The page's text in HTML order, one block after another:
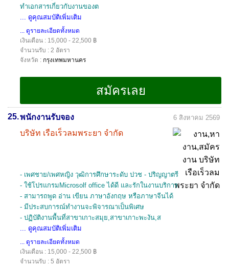
ทำเอกสารเกี่ยวกับงานของต
... ดูคุณสมบัติเพิ่มเติม
... ดูรายละเอียดทั้งหมด
เงินเดือน : 15,000 - 22,500 ฿
จำนวนรับ : 2 อัตรา
จังหวัด : กรุงเทพมหานคร
25.พนักงานรับจอง
บริษัท เรือเร็วลมพระยา จำกัด
6 สิงหาคม 2569
- เพศชาย/เพศหญิง วุฒิการศึกษาระดับ ปวช - ปริญญาตรี
- ใช้โปรแกรมMicrosolf office ได้ดี และรักในงานบริการ
- สามารถพูด อ่าน เขียน ภาษาอังกฤษ หรือภาษาจีนได้
- มีประสบการณ์ทำงานจะพิจารณาเป็นพิเศษ
- ปฏิบัติงานพื้นที่สาขาเกาะสมุย,สาขาเกาะพะงัน,ส
... ดูคุณสมบัติเพิ่มเติม
... ดูรายละเอียดทั้งหมด
เงินเดือน : 15,000 - 22,500 ฿
จำนวนรับ : 5 อัตรา